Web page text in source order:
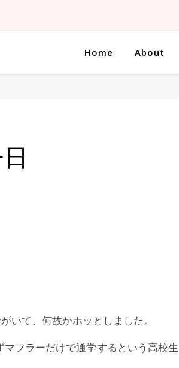
Home About
いて、何故かホッとしました。
フラーだけで通学するという高校生